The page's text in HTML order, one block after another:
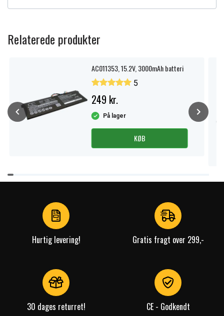
Relaterede produkter
AC011353, 15.2V, 3000mAh batteri
5
249 kr.
På lager
KØB
Item
1
Hurtig levering! Gratis fragt over 299,-
30 dages returret! CE - Godkendt